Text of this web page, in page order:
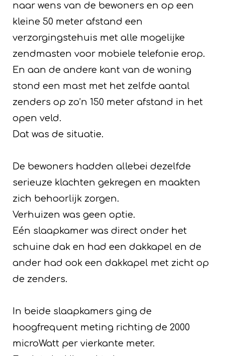
naar wens van de bewoners en op een
kleine 50 meter afstand een
verzorgingstehuis met alle mogelijke
zendmasten voor mobiele telefonie erop.
En aan de andere kant van de woning
stond een mast met het zelfde aantal
zenders op zo’n 150 meter afstand in het
open veld.
Dat was de situatie.
De bewoners hadden allebei dezelfde
serieuze klachten gekregen en maakten
zich behoorlijk zorgen.
Verhuizen was geen optie.
Eén slaapkamer was direct onder het
schuine dak en had een dakkapel en de
ander had ook een dakkapel met zicht op
de zenders.
In beide slaapkamers ging de
hoogfrequent meting richting de 2000
microWatt per vierkante meter.